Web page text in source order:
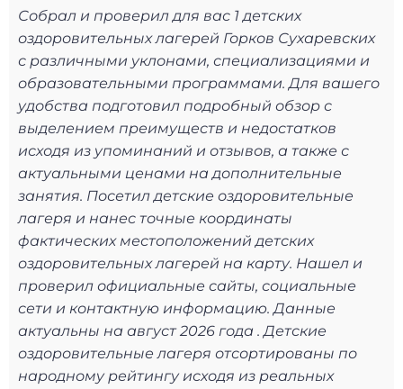
Собрал и проверил для вас 1 детских
оздоровительных лагерей Горков Сухаревских
с различными уклонами, специализациями и
образовательными программами. Для вашего
удобства подготовил подробный обзор с
выделением преимуществ и недостатков
исходя из упоминаний и отзывов, а также с
актуальными ценами на дополнительные
занятия. Посетил детские оздоровительные
лагеря и нанес точные координаты
фактических местоположений детских
оздоровительных лагерей на карту. Нашел и
проверил официальные сайты, социальные
сети и контактную информацию. Данные
актуальны на август 2026 года . Детские
оздоровительные лагеря отсортированы по
народному рейтингу исходя из реальных